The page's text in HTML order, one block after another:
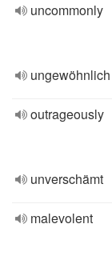
uncommonly
ungewöhnlich
outrageously
unverschämt
malevolent